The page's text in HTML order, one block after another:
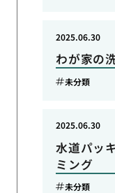
わが家の
2025.06.30
未分類
水道パッ
ミング
2025.06.30
未分類